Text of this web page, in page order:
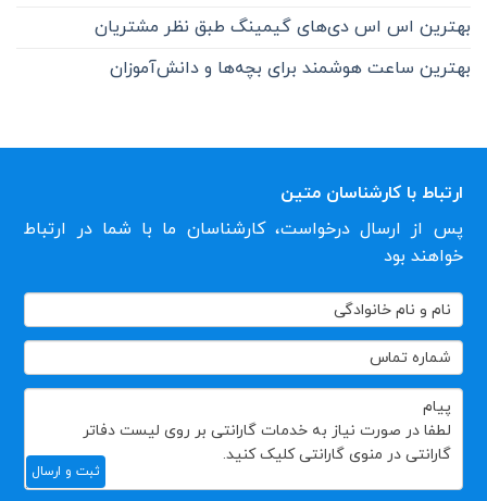
بهترین اس اس دی‌های گیمینگ طبق نظر مشتریان
بهترین ساعت هوشمند برای بچه‌ها و دانش‌آموزان
ارتباط با کارشناسان متین
پس از ارسال درخواست، کارشناسان ما با شما در ارتباط
خواهند بود
تماس
با
ثبت و ارسال